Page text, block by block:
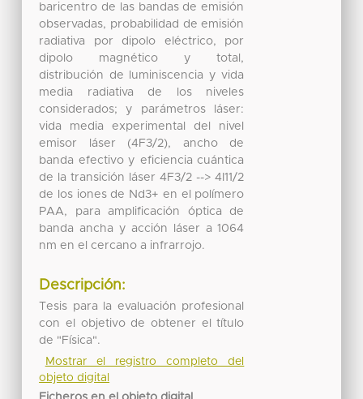
baricentro de las bandas de emisión
observadas, probabilidad de emisión
radiativa por dipolo eléctrico, por
dipolo magnético y total,
distribución de luminiscencia y vida
media radiativa de los niveles
considerados; y parámetros láser:
vida media experimental del nivel
emisor láser (4F3/2), ancho de
banda efectivo y eficiencia cuántica
de la transición láser 4F3/2 --> 4I11/2
de los iones de Nd3+ en el polímero
PAA, para amplificación óptica de
banda ancha y acción láser a 1064
nm en el cercano a infrarrojo.
Descripción:
Tesis para la evaluación profesional
con el objetivo de obtener el título
de "Física".
Mostrar el registro completo del
objeto digital